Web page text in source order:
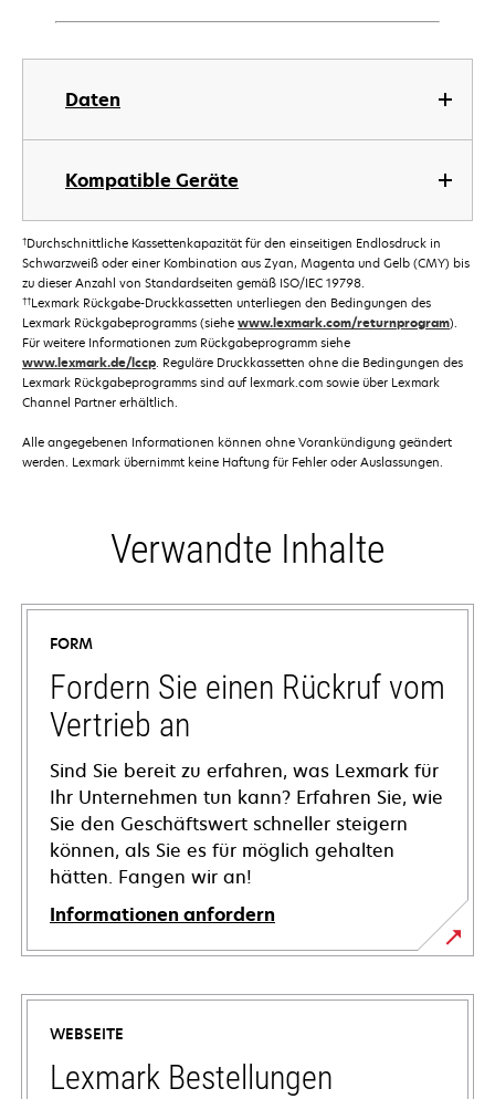
Daten
Kompatible Geräte
†Durchschnittliche Kassettenkapazität für den einseitigen Endlosdruck in
Schwarzweiß oder einer Kombination aus Zyan, Magenta und Gelb (CMY) bis
zu dieser Anzahl von Standardseiten gemäß ISO/IEC 19798.
††Lexmark Rückgabe-Druckkassetten unterliegen den Bedingungen des
Lexmark Rückgabeprogramms (siehe www.lexmark.com/returnprogram).
Für weitere Informationen zum Rückgabeprogramm siehe
www.lexmark.de/lccp. Reguläre Druckkassetten ohne die Bedingungen des
Lexmark Rückgabeprogramms sind auf lexmark.com sowie über Lexmark
Channel Partner erhältlich.
Alle angegebenen Informationen können ohne Vorankündigung geändert
werden. Lexmark übernimmt keine Haftung für Fehler oder Auslassungen.
Verwandte Inhalte
FORM
Fordern Sie einen Rückruf vom
Vertrieb an
Sind Sie bereit zu erfahren, was Lexmark für
Ihr Unternehmen tun kann? Erfahren Sie, wie
Sie den Geschäftswert schneller steigern
können, als Sie es für möglich gehalten
hätten. Fangen wir an!
Informationen anfordern
WEBSEITE
Lexmark Bestellungen